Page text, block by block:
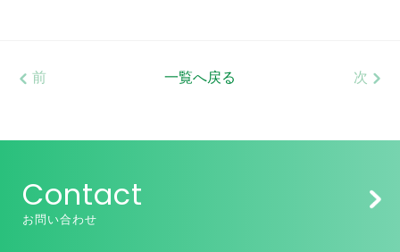
前 一覧へ戻る 次
Contact
お問い合わせ